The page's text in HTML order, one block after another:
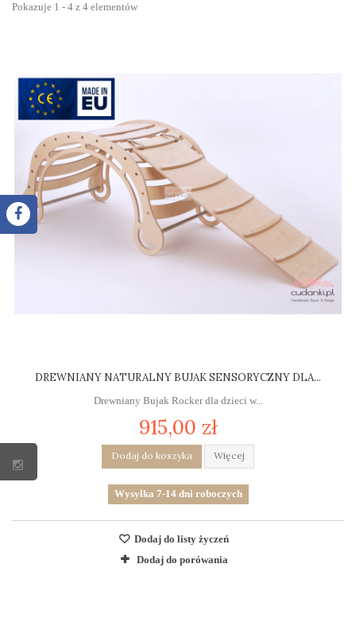
Pokazuje 1 - 4 z 4 elementów
DREWNIANY NATURALNY BUJAK SENSORYCZNY DLA...
Drewniany Bujak Rocker dla dzieci w...
915,00 zł
Dodaj do koszyka Więcej
Wysyłka 7-14 dni roboczych
Dodaj do listy życzeń
Dodaj do porówania